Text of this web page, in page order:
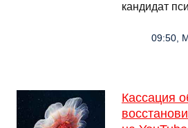
кандидат
09:50,
Кассация